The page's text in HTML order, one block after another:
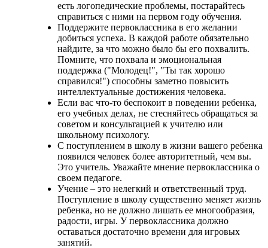
есть логопедические проблемы, постарайтесь
справиться с ними на первом году обучения.
Поддержите первоклассника в его желании
добиться успеха. В каждой работе обязательно
найдите, за что можно было бы его похвалить.
Помните, что похвала и эмоциональная
поддержка ("Молодец!", "Ты так хорошо
справился!") способны заметно повысить
интеллектуальные достижения человека.
Если вас что-то беспокоит в поведении ребенка,
его учебных делах, не стесняйтесь обращаться за
советом и консультацией к учителю или
школьному психологу.
С поступлением в школу в жизни вашего ребенка
появился человек более авторитетный, чем вы.
Это учитель. Уважайте мнение первоклассника о
своем педагоге.
Учение – это нелегкий и ответственный труд.
Поступление в школу существенно меняет жизнь
ребенка, но не должно лишать ее многообразия,
радости, игры. У первоклассника должно
оставаться достаточно времени для игровых
занятий.